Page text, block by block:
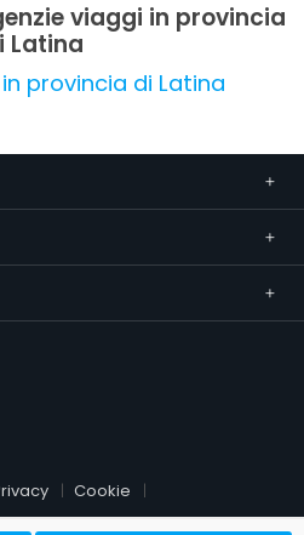
viaggi in provincia
Latina
provincia di Latina
Cookie